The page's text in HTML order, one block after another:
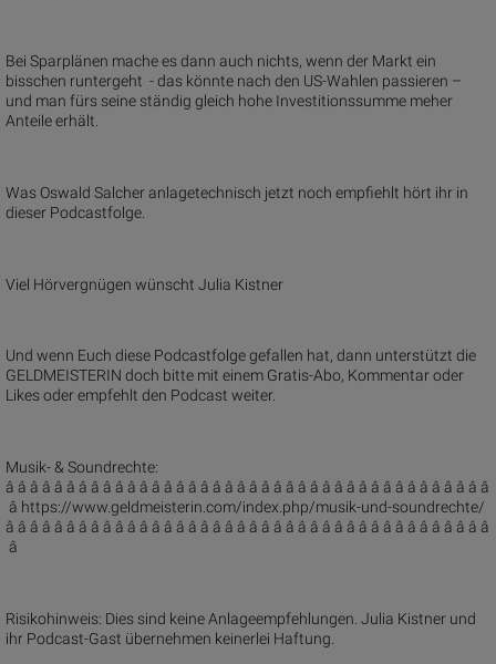
Bei Sparplänen mache es dann auch nichts, wenn der Markt ein
bisschen runtergeht - das könnte nach den US-Wahlen passieren –
und man fürs seine ständig gleich hohe Investitionssumme meher
Anteile erhält.
Was Oswald Salcher anlagetechnisch jetzt noch empfiehlt hört ihr in
dieser Podcastfolge.
Viel Hörvergnügen wünscht Julia Kistner
Und wenn Euch diese Podcastfolge gefallen hat, dann unterstützt die
GELDMEISTERIN doch bitte mit einem Gratis-Abo, Kommentar oder
Likes oder empfehlt den Podcast weiter.
Musik- & Soundrechte:
â â â â â â â â â â â â â â â â â â â â â â â â â â â â â â â â â â â â â â â â
â https://www.geldmeisterin.com/index.php/musik-und-soundrechte/
â â â â â â â â â â â â â â â â â â â â â â â â â â â â â â â â â â â â â â â â
â
Risikohinweis: Dies sind keine Anlageempfehlungen. Julia Kistner und
ihr Podcast-Gast übernehmen keinerlei Haftung.